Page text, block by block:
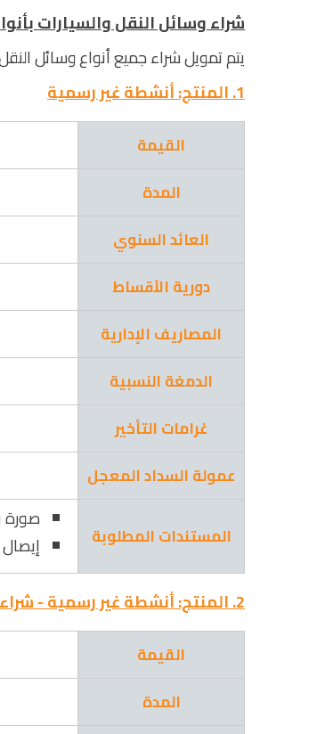
شراء وسائل النقل والسيارات
يتم تمويل شراء جميع أنواع وسائل
1. المنتج: أنشطة غير رسمية
القيمة
المدة
العائد السنوي
دورية الأقساط
المصاريف الإدارية
الدمغة النسبية
غرامات التأخير
عمولة السداد المعجل
المستندات المطلوبة
صورة
2. المنتج: أنشطة غير رسمية - شراء مديونيات
القيمة
المدة